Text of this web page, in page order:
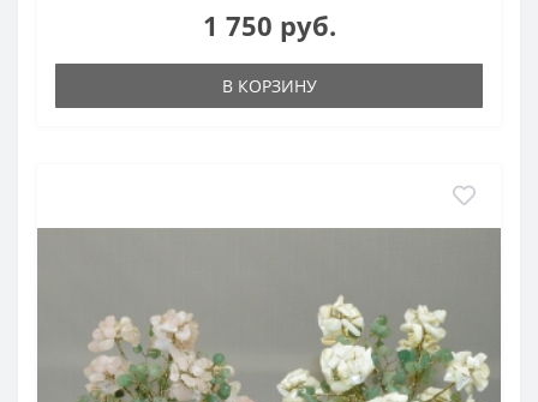
1 750 руб.
В КОРЗИНУ